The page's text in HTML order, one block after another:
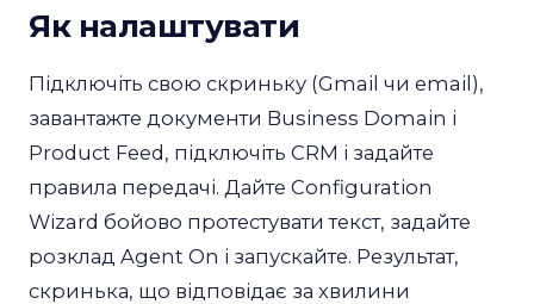
Як налаштувати
Підключіть свою скриньку (Gmail чи email),
завантажте документи Business Domain і
Product Feed, підключіть CRM і задайте
правила передачі. Дайте Configuration
Wizard бойово протестувати текст, задайте
розклад Agent On і запускайте. Результат,
скринька, що відповідає за хвилини